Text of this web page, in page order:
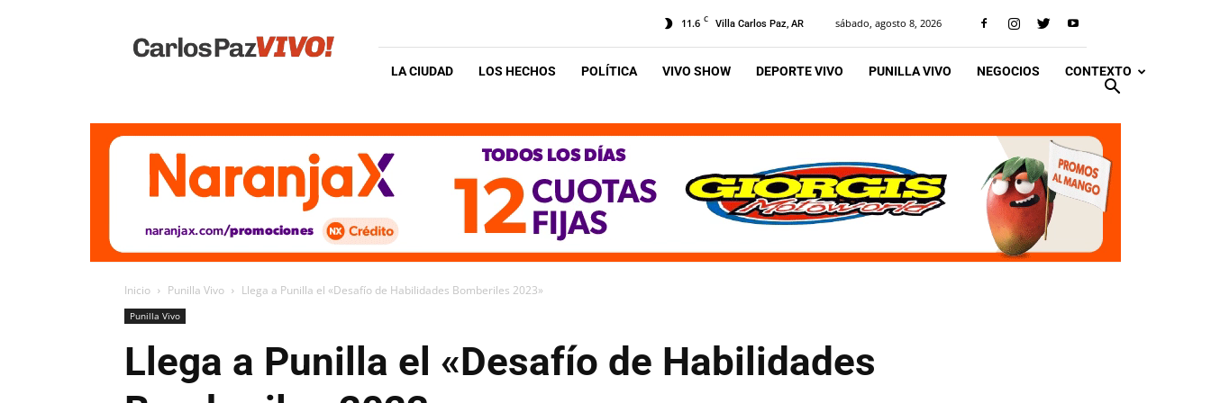
Vivo
11.6 C Villa Carlos Paz, AR sábado, agosto 8, 2026
LA CIUDAD LOS HECHOS POLÍTICA VIVO SHOW DEPORTE VIVO PUNILLA VIVO NEGOCIOS CONTEXTO
Inicio Punilla Vivo Llega a Punilla el «Desafío de Habilidades Bomberiles 2023»
Punilla Vivo
Llega a Punilla el «Desafío de Habilidades